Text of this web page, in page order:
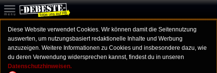
Diese Website verwendet Cookies. Wir können damit die Seitennutzung
auswerten, um nutzungsbasiert redaktionelle Inhalte und Werbung
anzuzeigen. Weitere Informationen zu Cookies und insbesondere dazu, wie
du deren Verwendung widersprechen kannst, findest du in unseren
Datenschutzhinweisen.